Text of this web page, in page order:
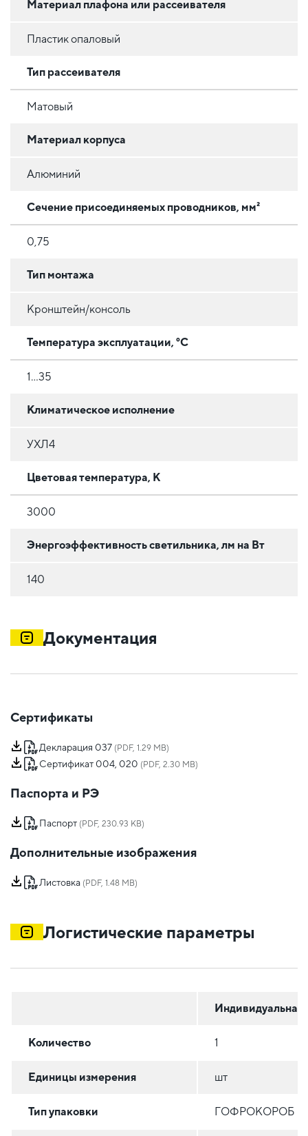
Материал плафона или рассеивателя
Пластик опаловый
Тип рассеивателя
Матовый
Материал корпуса
Алюминий
Сечение присоединяемых проводников, мм²
0,75
Тип монтажа
Кронштейн/консоль
Температура эксплуатации, °C
1…35
Климатическое исполнение
УХЛ4
Цветовая температура, К
3000
Энергоэффективность светильника, лм на Вт
140
Документация
Сертификаты
Декларация 037 (PDF, 1.29 MB)
Сертификат 004, 020 (PDF, 2.30 MB)
Паспорта и РЭ
Паспорт (PDF, 230.93 KB)
Дополнительные изображения
Листовка (PDF, 1.48 MB)
Логистические параметры
Индивидуальная
Количество 1
Единицы измерения шт
Тип упаковки ГОФРОКОРОБ